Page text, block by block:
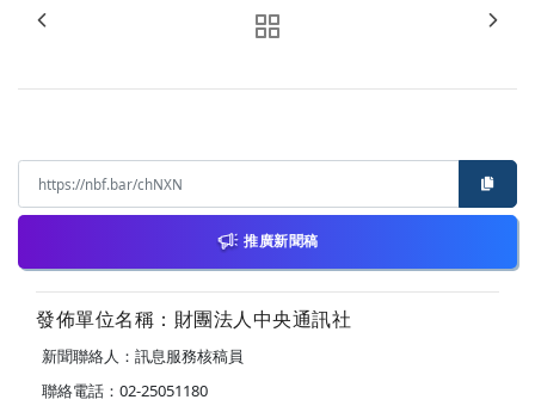
推廣新聞稿
發佈單位名稱：財團法人中央通訊社
新聞聯絡人：訊息服務核稿員
聯絡電話：02-25051180